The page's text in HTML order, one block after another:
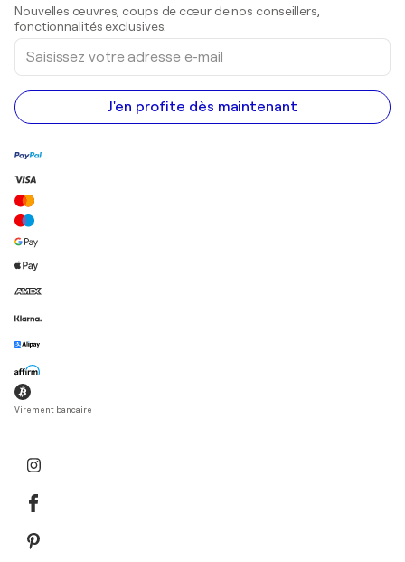
Peintures acryliques
Nouvelles œuvres, coups de cœur de nos conseillers,
fonctionnalités exclusives.
Saisissez
votre
adresse
e-
mail
J'en profite dès maintenant
Virement bancaire